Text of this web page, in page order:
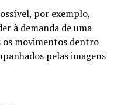
por exemplo,
à demanda de uma
os movimentos dentro
pelas imagens